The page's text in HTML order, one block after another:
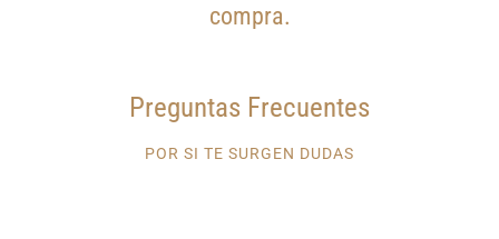
compra.
Preguntas Frecuentes
POR SI TE SURGEN DUDAS